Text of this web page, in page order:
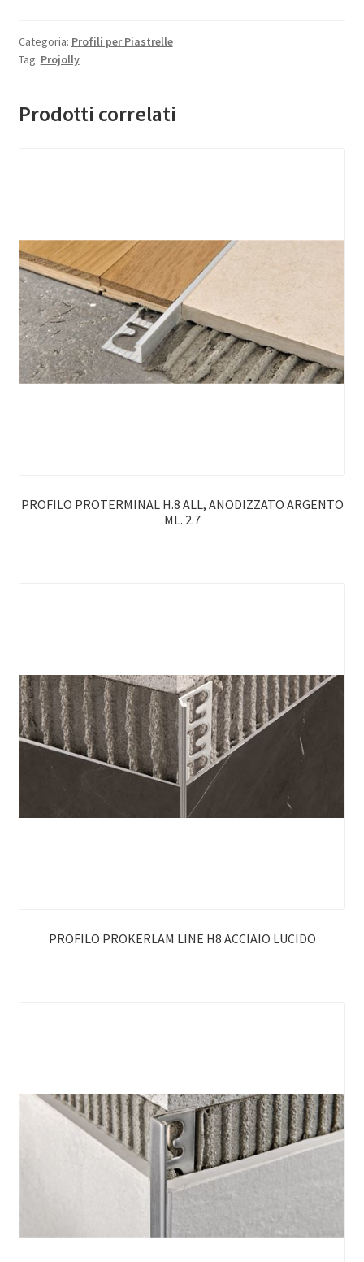
Categoria: Profili per Piastrelle
Tag: Projolly
Prodotti correlati
PROFILO PROTERMINAL H.8 ALL, ANODIZZATO ARGENTO
ML. 2.7
PROFILO PROKERLAM LINE H8 ACCIAIO LUCIDO